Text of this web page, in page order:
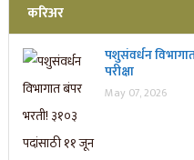
करिअर
पशुसंवर्धन
परीक्षा
May 07, 2026